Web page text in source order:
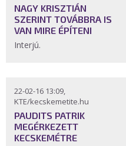
NAGY KRISZTIÁN
SZERINT TOVÁBBRA IS
VAN MIRE ÉPÍTENI
Interjú.
22-02-16 13:09,
KTE/kecskemetite.hu
PAUDITS PATRIK
MEGÉRKEZETT
KECSKEMÉTRE